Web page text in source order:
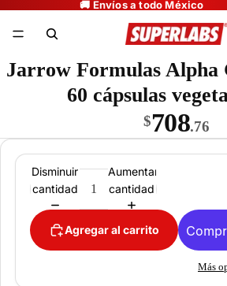
Jarrow Formulas Alpha
60 cápsulas
$708.76
Disminuir
cantidad
Aumentar
cantidad
Agregar al carrito
Más